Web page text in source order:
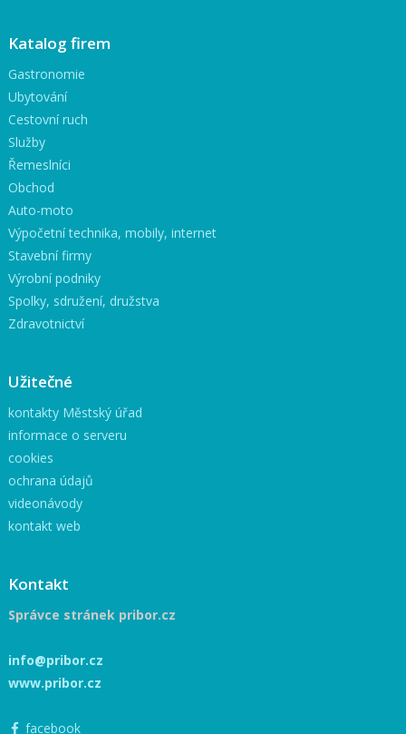
Katalog firem
Gastronomie
Ubytování
Cestovní ruch
Služby
Řemeslníci
Obchod
Auto-moto
Výpočetní technika, mobily, internet
Stavební firmy
Výrobní podniky
Spolky, sdružení, družstva
Zdravotnictví
Užitečné
kontakty Městský úřad
informace o serveru
cookies
ochrana údajů
videonávody
kontakt web
Kontakt
Správce stránek pribor.cz
info@pribor.cz
www.pribor.cz
facebook